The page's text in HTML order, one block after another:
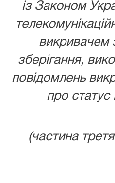
із Законом
викривачем
зберігання,
повідомлень
про статус
(частина третя